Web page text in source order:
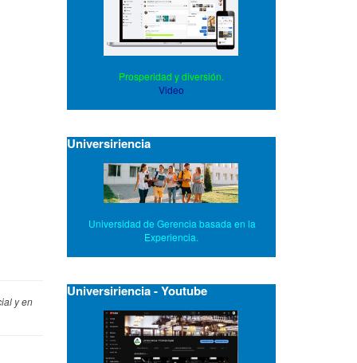
y en
Prosperidad y diversión.
Video
Universiriencia
Universidad de Gerencia basada en la
Experiencia.
Universiriencia - Youtube